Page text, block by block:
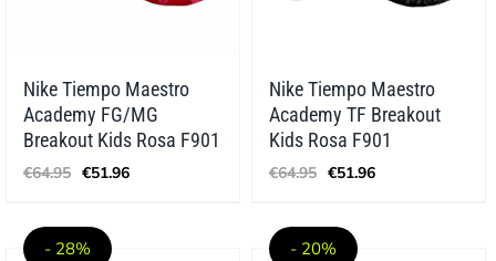
Nike Tiempo Maestro
Academy FG/MG
Breakout Kids Rosa F901
€64.95 Ursprünglicher
Preis
€64.95
€51.96Aktueller
Nike Tiempo Maestro
Academy TF Breakout
Kids Rosa F901
€64.95 Ursprünglicher
Preis
€64.95
€51.96Aktueller
- 28% - 20%